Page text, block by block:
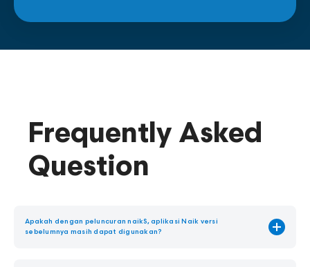
Frequently Asked
Question
Apakah dengan peluncuran naikS, aplikasi Naik versi
sebelumnya masih dapat digunakan?